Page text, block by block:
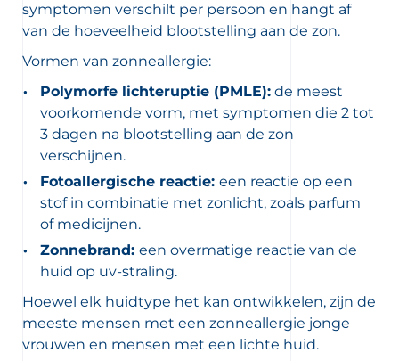
symptomen verschilt per persoon en hangt af
van de hoeveelheid blootstelling aan de zon.
Vormen van zonneallergie:
Polymorfe lichteruptie (PMLE): de meest
voorkomende vorm, met symptomen die 2 tot
3 dagen na blootstelling aan de zon
verschijnen.
Fotoallergische reactie: een reactie op een
stof in combinatie met zonlicht, zoals parfum
of medicijnen.
Zonnebrand: een overmatige reactie van de
huid op uv-straling.
Hoewel elk huidtype het kan ontwikkelen, zijn de
meeste mensen met een zonneallergie jonge
vrouwen en mensen met een lichte huid.